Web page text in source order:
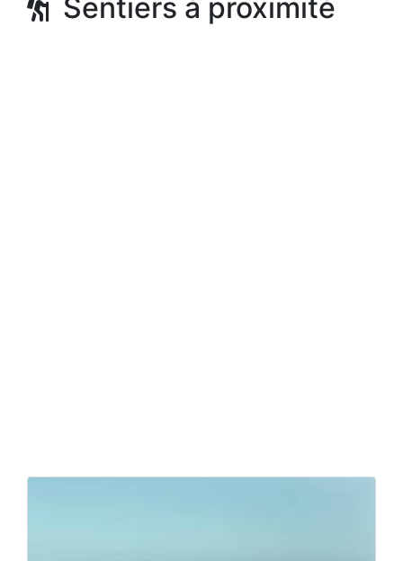
Sentiers à proximité